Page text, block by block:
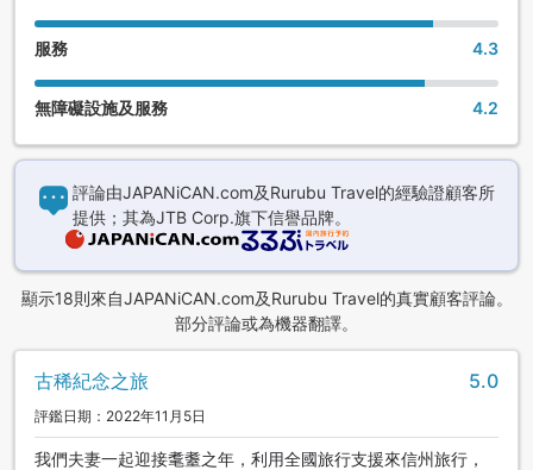
服務 4.3
無障礙設施及服務 4.2
評論由JAPANiCAN.com及Rurubu Travel的經驗證顧客所
提供；其為JTB Corp.旗下信譽品牌。
顯示18則來自JAPANiCAN.com及Rurubu Travel的真實顧客評論。
部分評論或為機器翻譯。
古稀紀念之旅 5.0
評鑑日期：2022年11月5日
我們夫妻一起迎接耄耋之年，利用全國旅行支援來信州旅行，